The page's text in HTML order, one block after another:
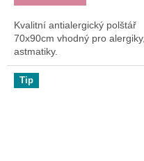
Kvalitní antialergický polštář
70x90cm vhodný pro alergiky,
astmatiky.
Tip